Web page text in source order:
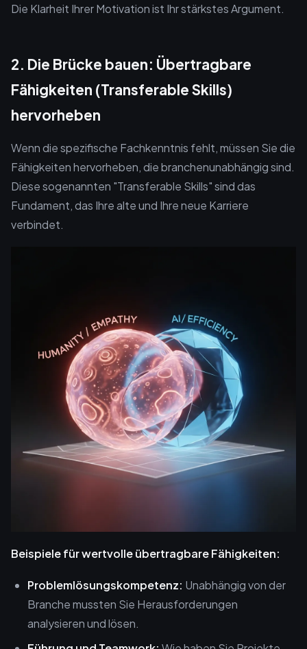
Die Klarheit Ihrer Motivation ist Ihr stärkstes Argument.
2. Die Brücke bauen: Übertragbare
Fähigkeiten (Transferable Skills)
hervorheben
Wenn die spezifische Fachkenntnis fehlt, müssen Sie die
Fähigkeiten hervorheben, die branchenunabhängig sind.
Diese sogenannten "Transferable Skills" sind das
Fundament, das Ihre alte und Ihre neue Karriere
verbindet.
Beispiele für wertvolle übertragbare Fähigkeiten:
Problemlösungskompetenz: Unabhängig von der
Branche mussten Sie Herausforderungen
analysieren und lösen.